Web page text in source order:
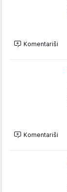
Komentariši
Komentariši